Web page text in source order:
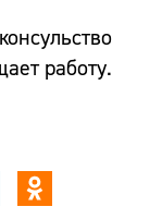
работу.